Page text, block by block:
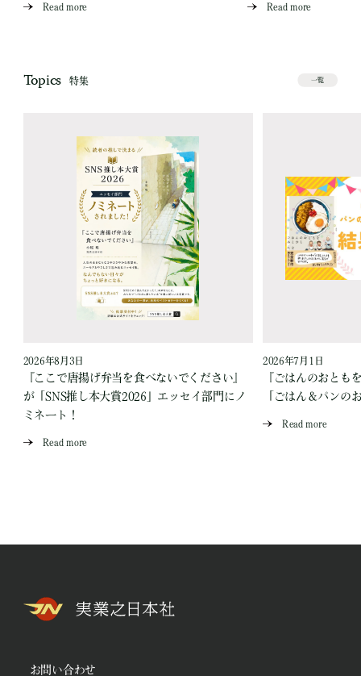
Read more Read more
Topics 特集 一覧
2026年8月3日
『ここで唐揚げ弁当を食べないでください』
が「SNS推し本大賞2026」エッセイ部門にノ
ミネート！
Read more
2026年7月1日
『ごはんのおとも
「ごはん＆パンの
Read more
お問い合わせ